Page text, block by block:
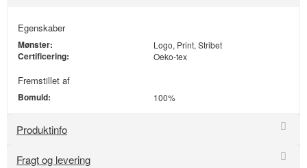
Egenskaber
Mønster: Logo, Print, Stribet
Certificering: Oeko-tex
Fremstillet af
Bomuld: 100%
Produktinfo
Fragt og levering